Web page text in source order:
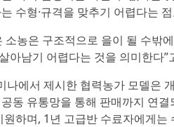
수형·규격을 맞추기 어렵다는
소농은 구조적으로 을이 될 수밖
아남기 어렵다는 것을 의미한다”
나에서 제시한 협력농가 모델은
동 유통망을 통해 판매까지 연결
원하며, 1년 고급반 수료자에게